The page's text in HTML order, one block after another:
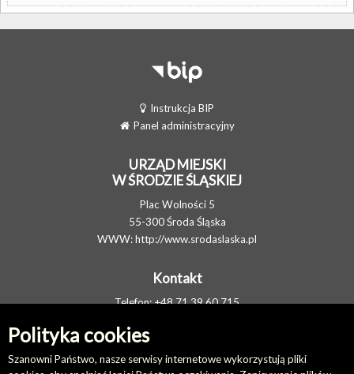
Polityka cookies
Szanowni Państwo, nasze serwisy internetowe wykorzystują pliki
Instrukcja BIP
Panel administracyjny
URZĄD MIEJSKI
W ŚRODZIE ŚLĄSKIEJ
Plac Wolności 5
55-300 Środa Śląska
WWW:http://www.srodaslaska.pl
Kontakt
Telefon: +48 71 39 60 715
E-MAIL:
Elektroniczna Skrzynka Podawcza